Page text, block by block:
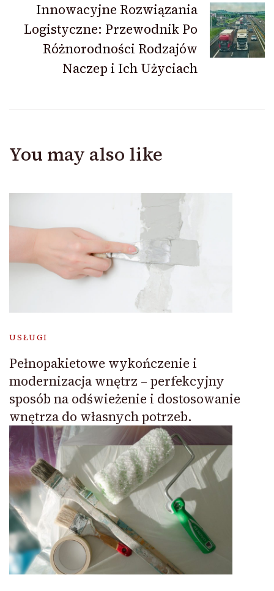
Innowacyjne Rozwiązania
Logistyczne: Przewodnik Po
Różnorodności Rodzajów
Naczep i Ich Użyciach
You may also like
USŁUGI
Pełnopakietowe wykończenie i
modernizacja wnętrz – perfekcyjny
sposób na odświeżenie i dostosowanie
wnętrza do własnych potrzeb.